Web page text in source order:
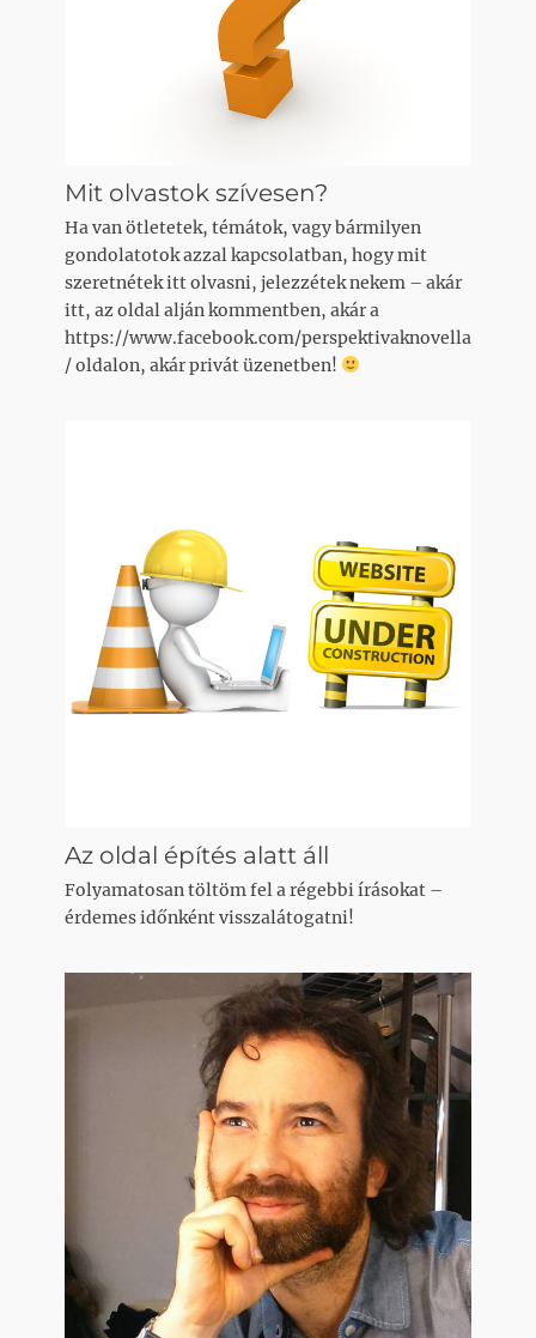
Mit olvastok szívesen?
Ha van ötletetek, témátok, vagy bármilyen
gondolatotok azzal kapcsolatban, hogy mit
szeretnétek itt olvasni, jelezzétek nekem – akár
itt, az oldal alján kommentben, akár a
https://www.facebook.com/perspektivaknovella
/ oldalon, akár privát üzenetben!
Az oldal építés alatt áll
Folyamatosan töltöm fel a régebbi írásokat –
érdemes időnként visszalátogatni!